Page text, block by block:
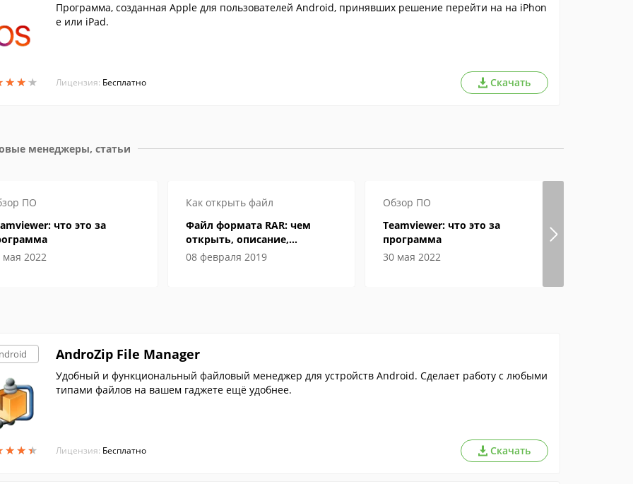
★★★
★★★
Программа, созданная Apple для пользователей Android, принявших решение перейти на на iPhon
e или iPad.
Лицензия: Бесплатно Скачать
менеджеры, статьи
ПО
что это за
мая 2022
Как открыть файл
Файл формата RAR: чем
открыть, описание,
особенности
08 февраля 2019
Обзор ПО
Teamviewer: что это за
программа
30 мая 2022
★★★
★★★
AndroZip File Manager
Удобный и функциональный файловый менеджер для устройств Android. Сделает работу с любыми
типами файлов на вашем гаджете ещё удобнее.
Лицензия: Бесплатно Скачать